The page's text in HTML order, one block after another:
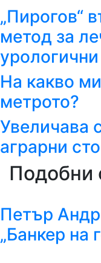
„Пирогов“
метод за
На какво
метрото?
Увеличава
аграрни
Подобни
Петър
„Банкер на